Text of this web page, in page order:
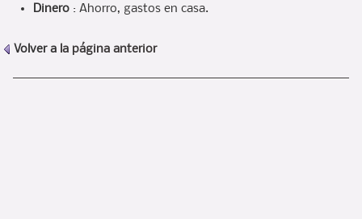
Dinero: Ahorro, gastos en casa.
Volver a la página anterior